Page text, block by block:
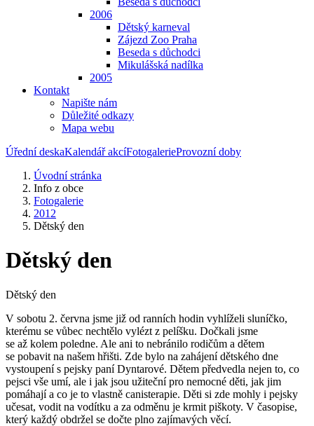
2006
Dětský karneval
Zájezd Zoo Praha
Beseda s důchodci
Mikulášská nadílka
2005
Kontakt
Napište nám
Důležité odkazy
Mapa webu
Úřední deskaKalendář akcíFotogalerieProvozní doby
Úvodní stránka
Info z obce
Fotogalerie
2012
Dětský den
Dětský den
Dětský den
V sobotu 2. června jsme již od ranních hodin vyhlíželi sluníčko,
kterému se vůbec nechtělo vylézt z pelíšku. Dočkali jsme
se až kolem poledne. Ale ani to nebránilo rodičům a dětem
se pobavit na našem hřišti. Zde bylo na zahájení dětského dne
vystoupení s pejsky paní Dyntarové. Dětem předvedla nejen to, co
pejsci vše umí, ale i jak jsou užiteční pro nemocné děti, jak jim
pomáhají a co je to vlastně canisterapie. Děti si zde mohly i pejsky
učesat, vodit na vodítku a za odměnu je krmit piškoty. V časopise,
který každý obdržel se dočte plno zajímavých věcí.